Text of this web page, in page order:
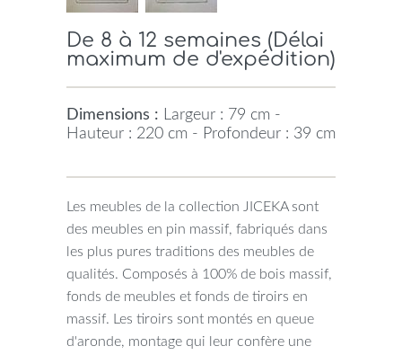
De 8 à 12 semaines (Délai
maximum de d'expédition)
Dimensions : Largeur : 79 cm -
Hauteur : 220 cm - Profondeur : 39 cm
Les meubles de la collection JICEKA sont
des meubles en pin massif, fabriqués dans
les plus pures traditions des meubles de
qualités. Composés à 100% de bois massif,
fonds de meubles et fonds de tiroirs en
massif. Les tiroirs sont montés en queue
d'aronde, montage qui leur confère une